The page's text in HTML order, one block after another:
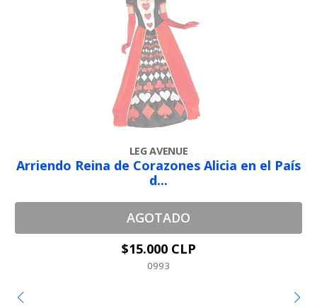
LEG AVENUE
Arriendo Reina de Corazones Alicia en el País
d...
AGOTADO
$15.000 CLP
0993